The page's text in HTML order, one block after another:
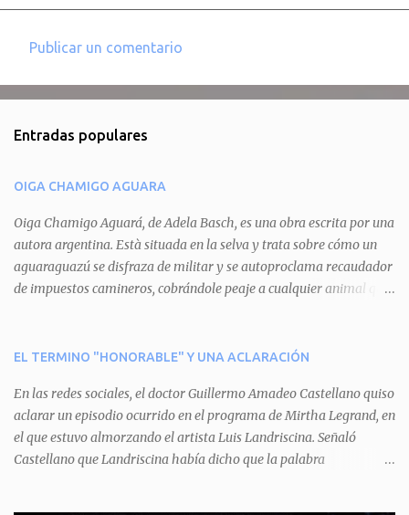
e
t
a
r
i
o
Publicar un comentario
Entradas populares
OIGA CHAMIGO AGUARA
Oiga Chamigo Aguará, de Adela Basch, es una obra escrita por una
autora argentina. Està situada en la selva y trata sobre cómo un
aguaraguazú se disfraza de militar y se autoproclama recaudador
de impuestos camineros, cobrándole peaje a cualquier animal que
aguará le provoca. De igual manera pasa con Tatú, el armadillo.
del aguará y pasa sin pagar. Por último, Tui, la cotorra, deja
expuesta la mentira del aguará y arenga a los otros tres
personajes a unirse para enfrentarlo. Finalmente, terminan por
quitarle el disfraz de militar, y el aguará huye despavorido al verse
EL TERMINO "HONORABLE" Y UNA ACLARACIÓN
En las redes sociales, el doctor Guillermo Amadeo Castellano quiso
aclarar un episodio ocurrido en el programa de Mirtha Legrand, en
el que estuvo almorzando el artista Luis Landriscina. Señaló
Castellano que Landriscina había dicho que la palabra